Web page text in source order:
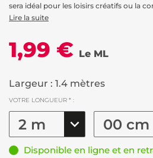
sera idéal pour les loisirs créatifs ou la
Lire la suite
1,99 € Le ML
Largeur : 1.4 mètres
VOTRE LONGUEUR * :
Disponible en ligne et en